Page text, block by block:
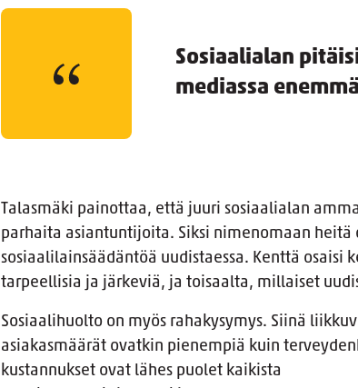
Sosiaalialan
mediassa
Talasmäki painottaa, että juuri sosiaalialan
parhaita asiantuntijoita. Siksi nimenomaan heitä
sosiaalilainsäädäntöä uudistaessa. Kenttä osaisi
tarpeellisia ja järkeviä, ja toisaalta, millaiset
Sosiaalihuolto on myös rahakysymys. Siinä
asiakasmäärät ovatkin pienempiä kuin
kustannukset ovat lähes puolet kaikista